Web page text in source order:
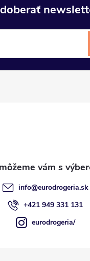
info@eurodrogeria.sk
+421 949 331 131
eurodrogeria/